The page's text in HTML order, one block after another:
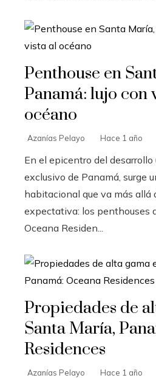
Penthouse en
Panamá: lujo con
océano
Azanías Pelayo Hace 1 año
En el epicentro del desarrollo
exclusivo de Panamá, surge
habitacional que va más allá
expectativa: los penthouses
Oceana Residen...
Propiedades de
Santa María,
Residences
Azanías Pelayo Hace 1 año